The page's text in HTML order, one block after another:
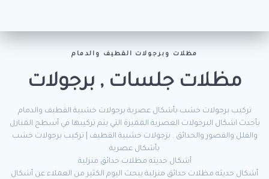
مظلات وبرجولات القطيف والدمام
مظلات جلسات , برجولات
تركيب برجولات خشب بأشكال عصرية برجولات خشبية القطيف والدمام
بأحدث اشكال البرجولات العصرية المميزة التي يتم تركيبها في أسطح المنازل
والفلل والقصور والحدائق . برجولات خشبية القطيف | تركيب برجولات خشب
بأشكال عصرية
أشكال حديثه مظلات حدائق منزلية
أشكال حديثه مظلات حدائق منزلية يبحث اليوم الكثير من العملاء عن أشكال